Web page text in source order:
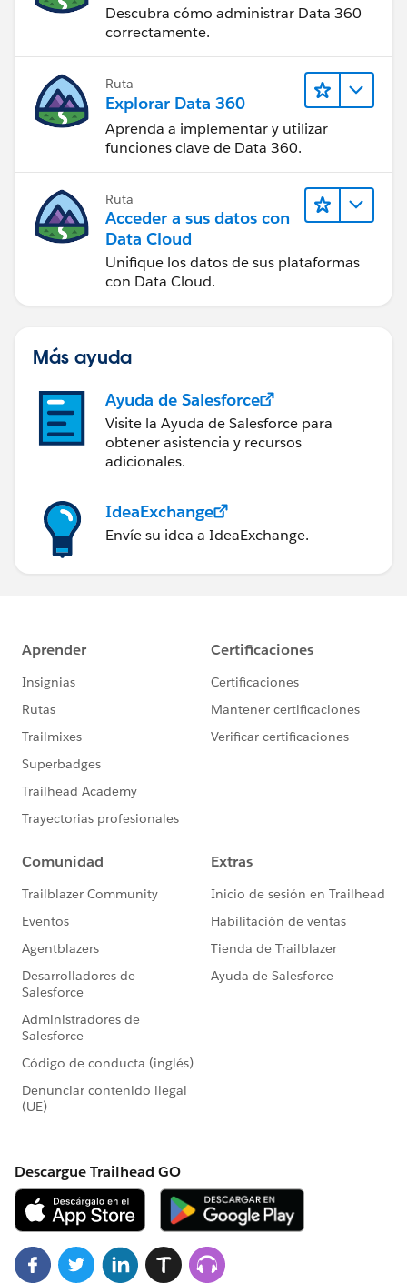
Descubra cómo administrar Data 360
correctamente.
Ruta
Explorar Data 360
Aprenda a implementar y utilizar
funciones clave de Data 360.
Ruta
Acceder a sus datos con
Data Cloud
Unifique los datos de sus plataformas
con Data Cloud.
Más ayuda
Ayuda de Salesforce
Visite la Ayuda de Salesforce para
obtener asistencia y recursos
adicionales.
IdeaExchange
Envíe su idea a IdeaExchange.